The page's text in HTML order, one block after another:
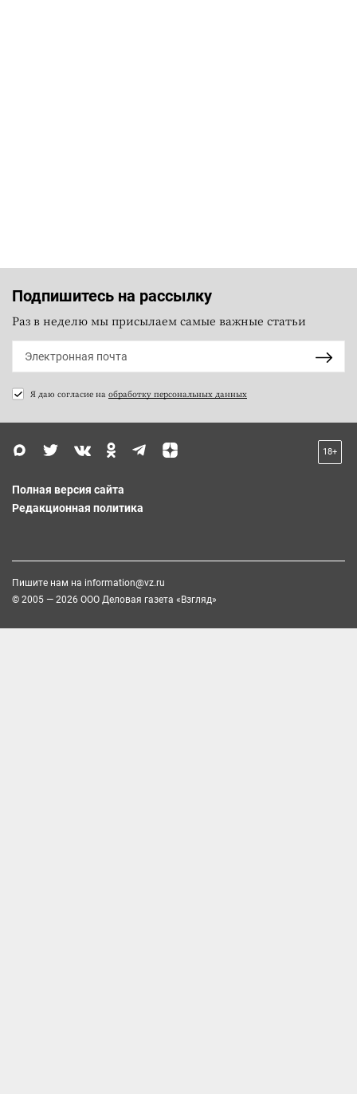
Подпишитесь на рассылку
Раз в неделю мы присылаем самые важные статьи
Я даю согласие на обработку персональных данных
18+
Полная версия сайта
Редакционная политика
Пишите нам на information@vz.ru
© 2005 — 2026 ООО Деловая газета «Взгляд»